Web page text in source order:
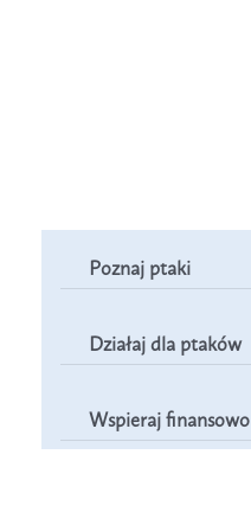
Poznaj ptaki
Działaj dla ptaków
Wspieraj finansowo